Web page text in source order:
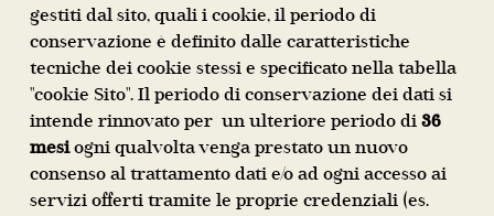
gestiti dal sito, quali i cookie, il periodo di
conservazione è definito dalle caratteristiche
tecniche dei cookie stessi e specificato nella tabella
"cookie Sito". Il periodo di conservazione dei dati si
intende rinnovato per un ulteriore periodo di 36
mesiogni qualvolta venga prestato un nuovo
consenso al trattamento dati e/o ad ogni accesso ai
servizi offerti tramite le proprie credenziali (es.